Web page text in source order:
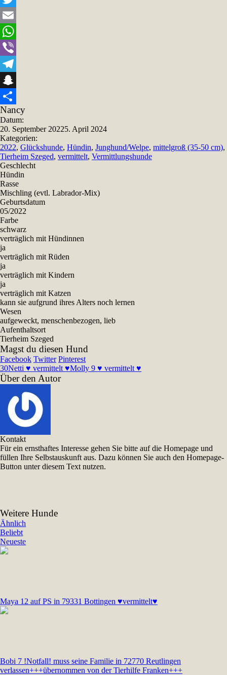
Twitter
Email
WhatsApp
Viber
Telegram
Snapchat
Teilen
Nancy
Datum:
20. September 20225. April 2024
Kategorien:
2022, Glückshunde, Hündin, Junghund/Welpe, mittelgroß (35-50 cm),
Tierheim Szeged, vermittelt, Vermittlungshunde
Geschlecht
Hündin
Rasse
Mischling (evtl. Labrador-Mix)
Geburtsdatum
05/2022
Farbe
schwarz
verträglich mit Hündinnen
ja
verträglich mit Rüden
ja
verträglich mit Kindern
ja
verträglich mit Katzen
kann sie aufgrund ihres Alters noch lernen
Wesen
aufgeweckt, menschenbezogen, lieb
Aufenthaltsort
Tierheim Szeged
Magst du diesen Hund
Facebook Twitter Pinterest
30Netti ♥ vermittelt ♥Molly 9 ♥ vermittelt ♥
Über den Autor
Kontakt
Für ein ernsthaftes Interesse gehen Sie bitte auf die Homepage und
füllen Ihre Selbstauskunft aus. Dazu können Sie auch den Homepage-
Button unter diesem Text nutzen.
Weitere Hunde
Ähnlich
Beliebt
Neueste
Maya 12 auf PS in 79331 Bottingen ♥vermittelt♥
Bobi 7 !Notfall! muss seine Familie in 72770 Reutlingen
verlassen+++übernommen von der Tierhilfe Franken+++